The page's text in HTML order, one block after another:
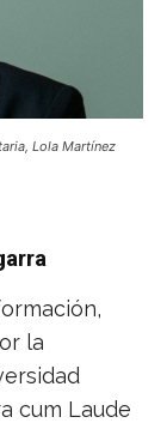
Lola Martínez
la
cum Laude